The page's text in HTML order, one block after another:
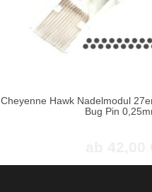
Cheyenne Hawk Nadelmodul
Bug Pin